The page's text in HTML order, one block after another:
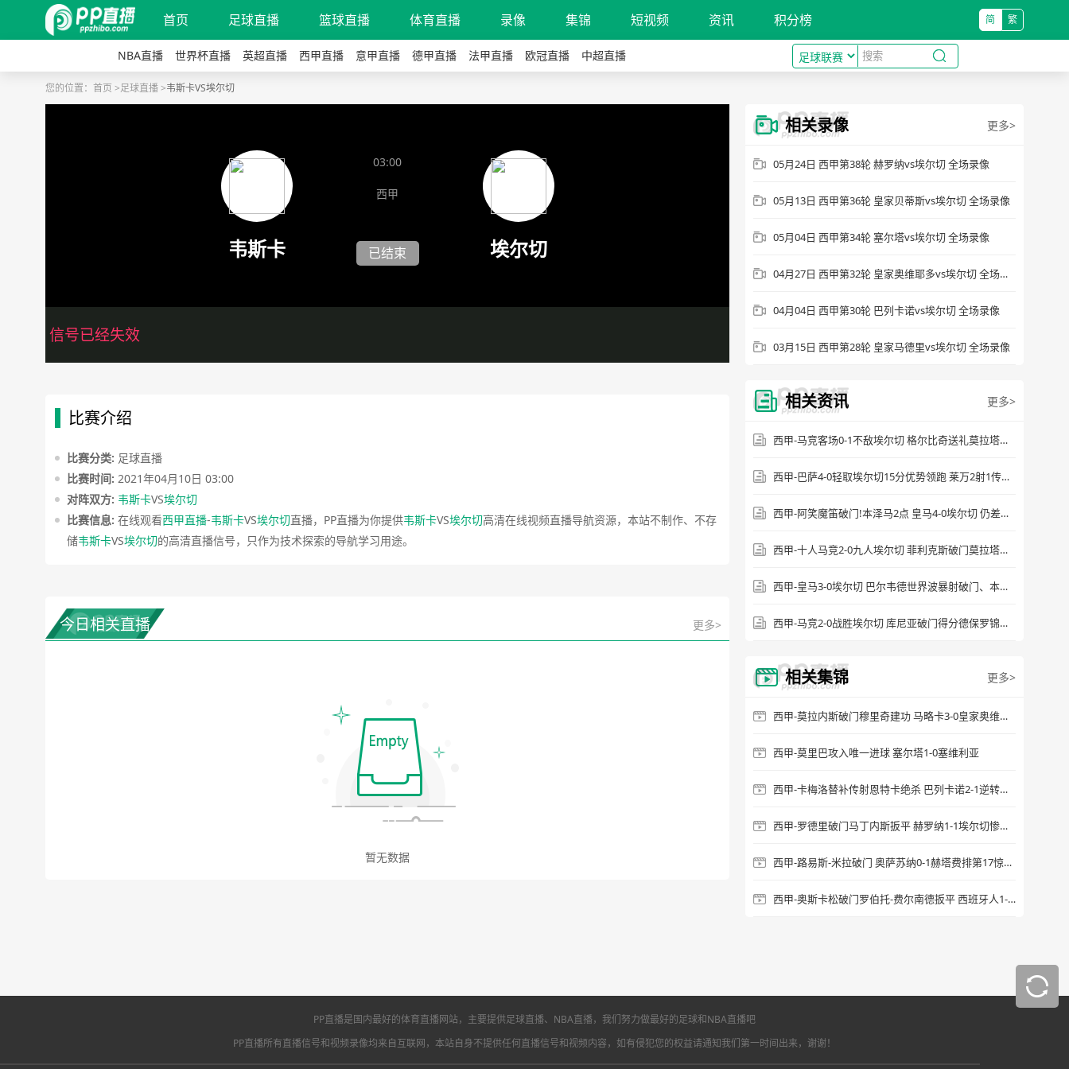
首页 足球直播 篮球直播 体育直播 录像 集锦 短视频 资讯 积分榜 简 繁
NBA直播 世界杯直播 英超直播 西甲直播 意甲直播 德甲直播 法甲直播 欧冠直播 中超直播
您的位置： 首页 >足球直播 >韦斯卡VS埃尔切
韦斯卡
03:00
西甲
已结束 埃尔切
信号已经失效
比赛介绍
比赛分类: 足球直播
比赛时间: 2021年04月10日 03:00
对阵双方: 韦斯卡VS埃尔切
比赛信息: 在线观看西甲直播-韦斯卡VS埃尔切直播，PP直播为你提供韦斯卡VS埃尔切高清在线视频直播导航资源，本站不制作、不存
储韦斯卡VS埃尔切的高清直播信号，只作为技术探索的导航学习用途。
今日相关直播 更多>
相关录像 更多>
05月24日 西甲第38轮 赫罗纳vs埃尔切 全场录像
05月13日 西甲第36轮 皇家贝蒂斯vs埃尔切 全场录像
05月04日 西甲第34轮 塞尔塔vs埃尔切 全场录像
04月27日 西甲第32轮 皇家奥维耶多vs埃尔切 全场录像
04月04日 西甲第30轮 巴列卡诺vs埃尔切 全场录像
03月15日 西甲第28轮 皇家马德里vs埃尔切 全场录像
相关资讯 更多>
西甲-马竞客场0-1不敌埃尔切 格尔比奇送礼莫拉塔屡失良机
西甲-巴萨4-0轻取埃尔切15分优势领跑 莱万2射1传法蒂费兰破荒
西甲-阿笑魔笛破门!本泽马2点 皇马4-0埃尔切 仍差巴萨8分
西甲-十人马竞2-0九人埃尔切 菲利克斯破门莫拉塔建功
西甲-皇马3-0埃尔切 巴尔韦德世界波暴射破门、本泽马建功
西甲-马竞2-0战胜埃尔切 库尼亚破门得分德保罗锦上添花
相关集锦 更多>
西甲-莫拉内斯破门穆里奇建功 马略卡3-0皇家奥维耶多仍遭降级
西甲-莫里巴攻入唯一进球 塞尔塔1-0塞维利亚
西甲-卡梅洛替补传射恩特卡绝杀 巴列卡诺2-1逆转阿拉维斯
西甲-罗德里破门马丁内斯扳平 赫罗纳1-1埃尔切惨遭降级
西甲-路易斯-米拉破门 奥萨苏纳0-1赫塔费排第17惊险保级
西甲-奥斯卡松破门罗伯托-费尔南德扳平 西班牙人1-1皇家社会
PP直播是国内最好的体育直播网站，主要提供足球直播、NBA直播，我们努力做最好的足球和NBA直播吧
PP直播所有直播信号和视频录像均来自互联网，本站自身不提供任何直播信号和视频内容，如有侵犯您的权益请通知我们第一时间出来，谢谢！